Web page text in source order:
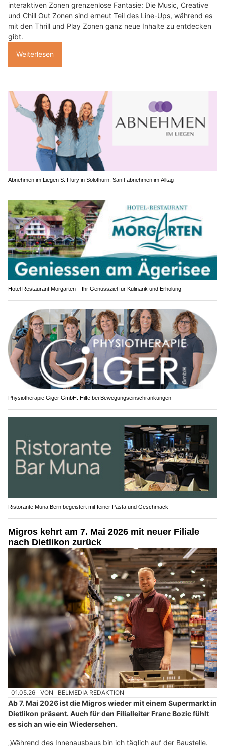
interaktiven Zonen grenzenlose Fantasie: Die Music, Creative
und Chill Out Zonen sind erneut Teil des Line-Ups, während es
mit den Thrill und Play Zonen ganz neue Inhalte zu entdecken
gibt.
Weiterlesen
Abnehmen im Liegen S. Flury in Solothurn: Sanft abnehmen im Alltag
Hotel Restaurant Morgarten – Ihr Genussziel für Kulinarik und Erholung
Physiotherapie Giger GmbH: Hilfe bei Bewegungseinschränkungen
Ristorante Muna Bern begeistert mit feiner Pasta und Geschmack
Migros kehrt am 7. Mai 2026 mit neuer Filiale
nach Dietlikon zurück
01.05.26 VON BELMEDIA REDAKTION
Ab 7. Mai 2026 ist die Migros wieder mit einem Supermarkt in
Dietlikon präsent. Auch für den Filialleiter Franc Bozic fühlt
es sich an wie ein Wiedersehen.
„Während des Innenausbaus bin ich täglich auf der Baustelle.